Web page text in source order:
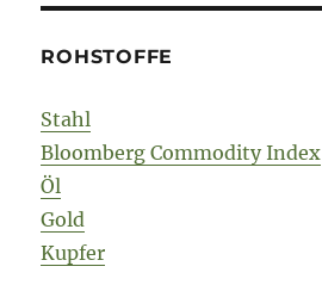
ROHSTOFFE
Stahl
Bloomberg Commodity Index
Öl
Gold
Kupfer